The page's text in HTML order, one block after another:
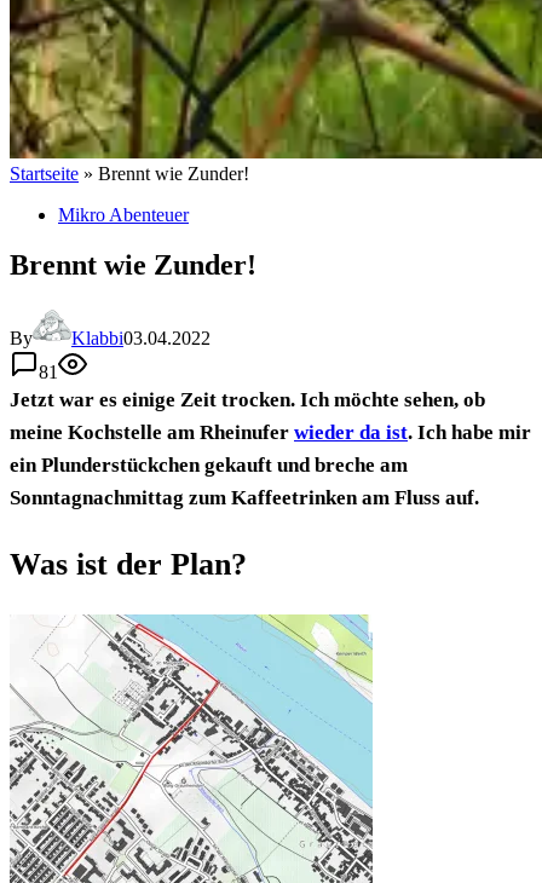
Startseite » Brennt wie Zunder!
Mikro Abenteuer
Brennt wie Zunder!
By Klabbi03.04.2022
81
Jetzt war es einige Zeit trocken. Ich möchte sehen, ob
meine Kochstelle am Rheinufer wieder da ist. Ich habe mir
ein Plunderstückchen gekauft und breche am
Sonntagnachmittag zum Kaffeetrinken am Fluss auf.
Was ist der Plan?